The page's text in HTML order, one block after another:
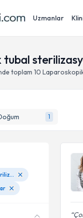
Uzmanlar
tubal
toplam 10
1
Laparoskopik tubal sterilizasyon